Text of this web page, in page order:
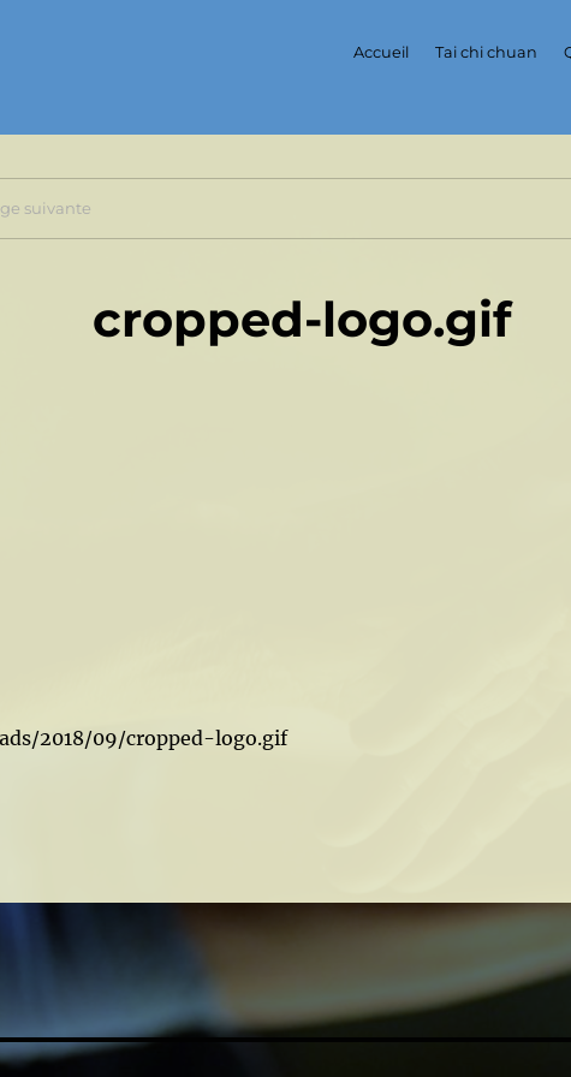
Accueil Tai chi chuan
suivante
cropped-logo.gif
2018/09/cropped-logo.gif